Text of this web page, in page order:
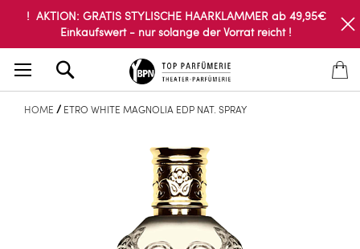
! AKTION: GRATIS STYLISCHE HAARKLAMMER ab 49,95€
Einkaufswert - nur solange der Vorrat reicht !
HOME ETRO WHITE MAGNOLIA EDP NAT. SPRAY